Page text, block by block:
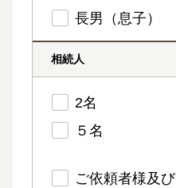
長男（息子）
相続人
2名
５名
ご依頼者様及び